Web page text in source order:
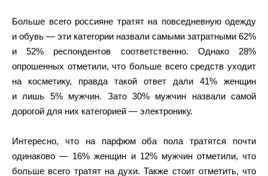
Больше всего россияне тратят на повседневную одежду
и обувь — эти категории назвали самыми затратными 62%
и 52% респондентов соответственно. Однако 28%
опрошенных отметили, что больше всего средств уходит
на косметику, правда такой ответ дали 41% женщин
и лишь 5% мужчин. Зато 30% мужчин назвали самой
дорогой для них категорией — электронику.
Интересно, что на парфюм оба пола тратятся почти
одинаково — 16% женщин и 12% мужчин отметили, что
больше всего тратят на духи. Также стоит отметить, что